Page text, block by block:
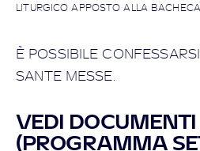
LITURGICO APPOSTO ALLA
È POSSIBILE
SANTE MESSE.
VEDI
(PROGRAMMA